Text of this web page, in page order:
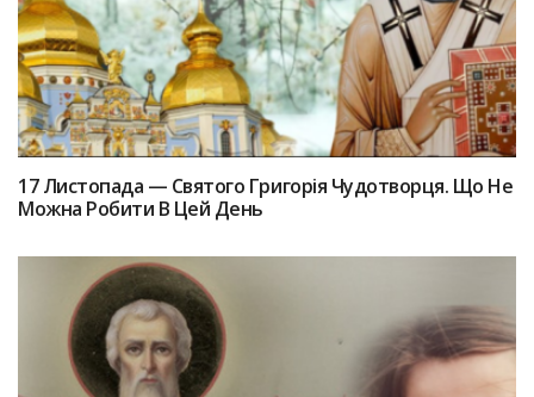
17 Лиcтопада — Святoго Григоpiя Чудотворця. Щo Нe
Можна Poбити В Цей Дeнь